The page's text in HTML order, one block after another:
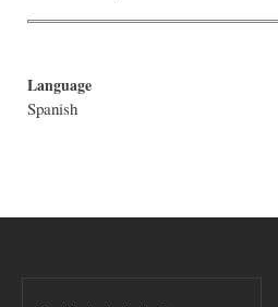
Language
Spanish